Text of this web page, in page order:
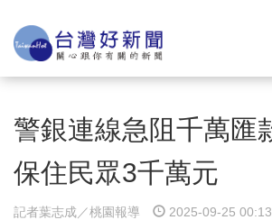
警銀連線急阻千萬
保住民眾3千萬元
記者葉志成／桃園報導 2025-09-25 00:13